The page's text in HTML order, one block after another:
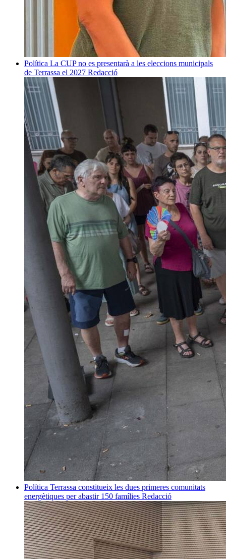
Política La CUP no es presentarà a les eleccions municipals
de Terrassa el 2027 Redacció
Política Terrassa constitueix les dues primeres comunitats
energètiques per abastir 150 famílies Redacció